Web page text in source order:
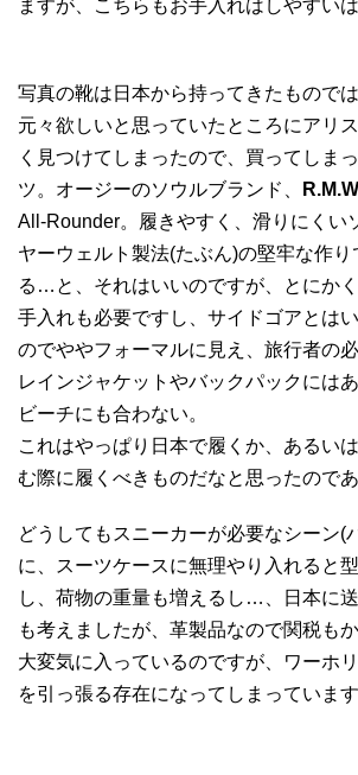
ますが、こちらもお手入れはしやすいは
写真の靴は日本から持ってきたもので
元々欲しいと思っていたところにアリ
く見つけてしまったので、買ってしま
ツ。オージーのソウルブランド、
All-Rounder。履きやすく、滑りにくい
ヤーウェルト製法(たぶん)の堅牢な作り
る…と、それはいいのですが、とにかく
手入れも必要ですし、サイドゴアとは
のでややフォーマルに見え、旅行者の
レインジャケットやバックパックには
ビーチにも合わない。
これはやっぱり日本で履くか、あるい
む際に履くべきものだなと思ったのであ
どうしてもスニーカーが必要なシーン(
に、スーツケースに無理やり入れると
し、荷物の重量も増えるし…、日本に
も考えましたが、革製品なので関税も
大変気に入っているのですが、ワーホ
を引っ張る存在になってしまっています